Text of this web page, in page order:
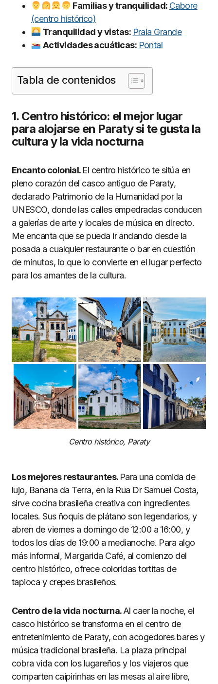
Familias y tranquilidad: Cabore
(centro histórico)
Tranquilidad y vistas: Praia Grande
Actividades acuáticas: Pontal
Tabla de contenidos
1. Centro histórico: el mejor lugar
para alojarse en Paraty si te gusta la
cultura y la vida nocturna
Encanto colonial. El centro histórico te sitúa en
pleno corazón del casco antiguo de Paraty,
declarado Patrimonio de la Humanidad por la
UNESCO, donde las calles empedradas conducen
a galerías de arte y locales de música en directo.
Me encanta que se pueda ir andando desde la
posada a cualquier restaurante o bar en cuestión
de minutos, lo que lo convierte en el lugar perfecto
para los amantes de la cultura.
Centro histórico, Paraty
Los mejores restaurantes. Para una comida de
lujo, Banana da Terra, en la Rua Dr Samuel Costa,
sirve cocina brasileña creativa con ingredientes
locales. Sus ñoquis de plátano son legendarios, y
abren de viernes a domingo de 12:00 a 16:00, y
todos los días de 19:00 a medianoche. Para algo
más informal, Margarida Café, al comienzo del
centro histórico, ofrece coloridas tortitas de
tapioca y crepes brasileños.
Centro de la vida nocturna.Al caer la noche, el
casco histórico se transforma en el centro de
entretenimiento de Paraty, con acogedores bares y
música tradicional brasileña. La plaza principal
cobra vida con los lugareños y los viajeros que
comparten caipirinhas en las mesas al aire libre,